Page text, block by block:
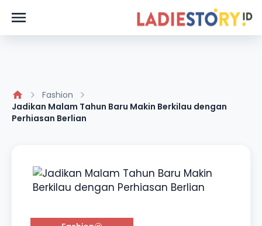
Fashion
Jadikan Malam Tahun Baru Makin Berkilau dengan
Perhiasan Berlian